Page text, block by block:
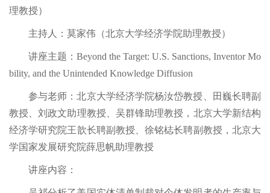
理教授）
主持人：莫家伟（北京大学经济学院助理教授）
讲座主题：Beyond the Target: U.S. Sanctions, Inventor Mo
bility, and the Unintended Knowledge Diffusion
参与老师：北京大学经济学院杨汝岱教授、田巍长聘副
教授、刘政文助理教授、吴群锋助理教授，北京大学新结构
经济学研究院王歆长聘副教授、徐铭梽长聘副教授，北京大
学国家发展研究院薛思帆助理教授
讲座内容：